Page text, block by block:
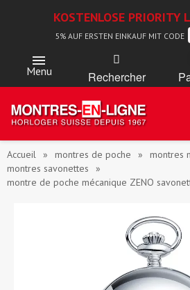
KOSTENLOSE PRIORITY
5% AUF ERSTEN EINKAUF MIT CODE
Menu Rechercher
Accueil montres de poche
montres
montres savonettes
montre de poche mécanique ZENO